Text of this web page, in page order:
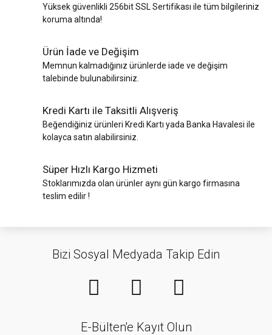
Yüksek güvenlikli 256bit SSL Sertifikası ile tüm bilgileriniz
koruma altında!
Ürün İade ve Değişim
Memnun kalmadığınız ürünlerde iade ve değişim
talebinde bulunabilirsiniz.
Kredi Kartı ile Taksitli Alışveriş
Beğendiğiniz ürünleri Kredi Kartı yada Banka Havalesi ile
kolayca satın alabilirsiniz.
Süper Hızlı Kargo Hizmeti
Stoklarımızda olan ürünler aynı gün kargo firmasına
teslim edilir !
Bizi Sosyal Medyada Takip Edin
E-Bülten'e Kayıt Olun